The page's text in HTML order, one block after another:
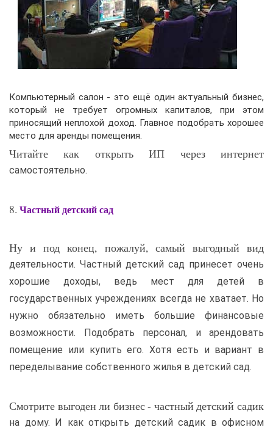
Компьютерный салон - это ещё один актуальный бизнес,
который не требует огромных капиталов, при этом
приносящий неплохой доход. Главное подобрать хорошее
место для аренды помещения.
Читайте как открыть ИП через интернет
самостоятельно.
8. Частный детский сад
Ну и под конец, пожалуй, самый выгодный вид
деятельности. Частный детский сад принесет очень
хорошие доходы, ведь мест для детей в
государственных учреждениях всегда не хватает. Но
нужно обязательно иметь большие финансовые
возможности. Подобрать персонал, и арендовать
помещение или купить его. Хотя есть и вариант в
переделывание собственного жилья в детский сад.
Смотрите выгоден ли бизнес - частный детский садик
на дому. И как открыть детский садик в офисном